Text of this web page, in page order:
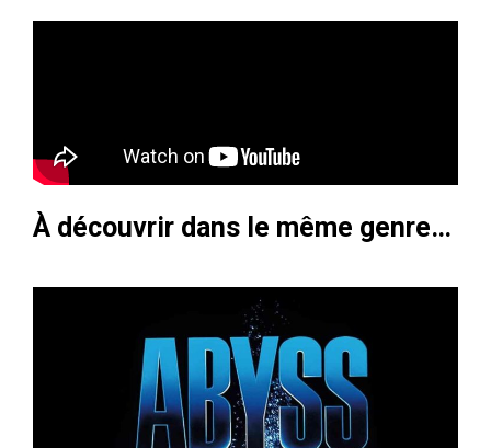
À découvrir dans le même genre…